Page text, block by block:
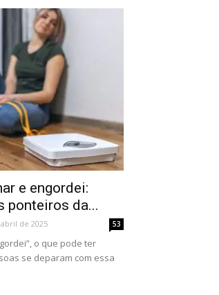
e engordei:
ponteiros da...
de 2025 53
o que pode ter
se deparam com essa